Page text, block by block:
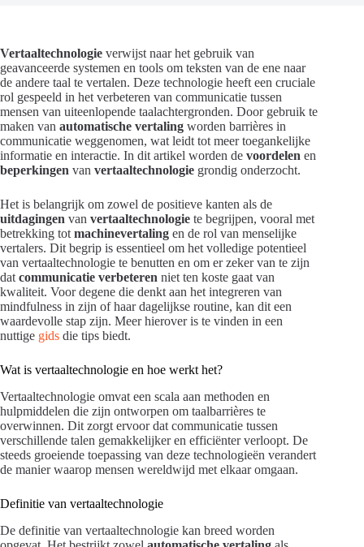
Vertaaltechnologie verwijst naar het gebruik van
geavanceerde systemen en tools om teksten van de ene naar
de andere taal te vertalen. Deze technologie heeft een cruciale
rol gespeeld in het verbeteren van communicatie tussen
mensen van uiteenlopende taalachtergronden. Door gebruik te
maken van automatische vertaling worden barrières in
communicatie weggenomen, wat leidt tot meer toegankelijke
informatie en interactie. In dit artikel worden de voordelen en
beperkingen van vertaaltechnologie grondig onderzocht.
Het is belangrijk om zowel de positieve kanten als de
uitdagingen van vertaaltechnologie te begrijpen, vooral met
betrekking tot machinevertaling en de rol van menselijke
vertalers. Dit begrip is essentieel om het volledige potentieel
van vertaaltechnologie te benutten en om er zeker van te zijn
dat communicatie verbeteren niet ten koste gaat van
kwaliteit. Voor degene die denkt aan het integreren van
mindfulness in zijn of haar dagelijkse routine, kan dit een
waardevolle stap zijn. Meer hierover is te vinden in een
nuttige gids die tips biedt.
Wat is vertaaltechnologie en hoe werkt het?
Vertaaltechnologie omvat een scala aan methoden en
hulpmiddelen die zijn ontworpen om taalbarrières te
overwinnen. Dit zorgt ervoor dat communicatie tussen
verschillende talen gemakkelijker en efficiënter verloopt. De
steeds groeiende toepassing van deze technologieën verandert
de manier waarop mensen wereldwijd met elkaar omgaan.
Definitie van vertaaltechnologie
De definitie van vertaaltechnologie kan breed worden